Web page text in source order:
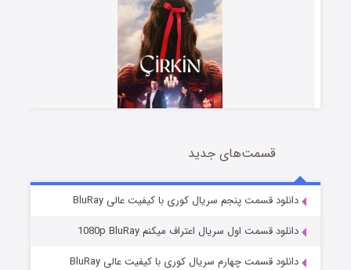
سریال زشت
قسمت2 (زیرنویس) منتشر شد
قسمت‌های جدید
دانلود قسمت پنجم سریال کوری با کیفیت عالی BluRay
دانلود قسمت اول سریال اعتراف میکنم 1080p BluRay
دانلود قسمت چهارم سریال کوری با کیفیت عالی BluRay